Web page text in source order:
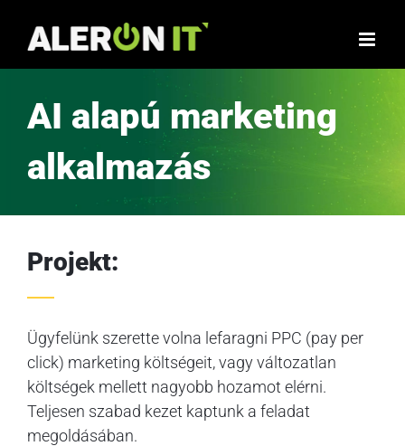
AI alapú marketing
alkalmazás
Projekt:
Ügyfelünk szerette volna lefaragni PPC (pay per
click) marketing költségeit, vagy változatlan
költségek mellett nagyobb hozamot elérni.
Teljesen szabad kezet kaptunk a feladat
megoldásában.